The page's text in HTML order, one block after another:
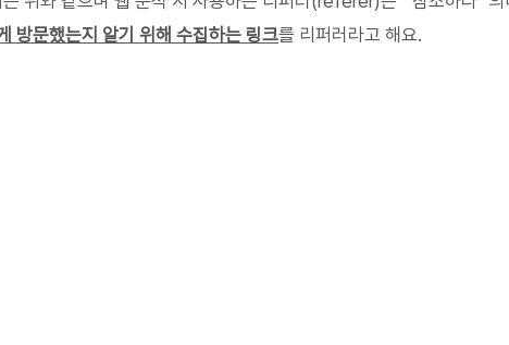
방문했는지 알기 위해 수집하는 링크를 리퍼러라고 해요.